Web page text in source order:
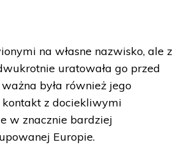
na własne nazwisko, ale z
uratowała go przed
była również jego
kontakt z dociekliwymi
w znacznie bardziej
Europie.